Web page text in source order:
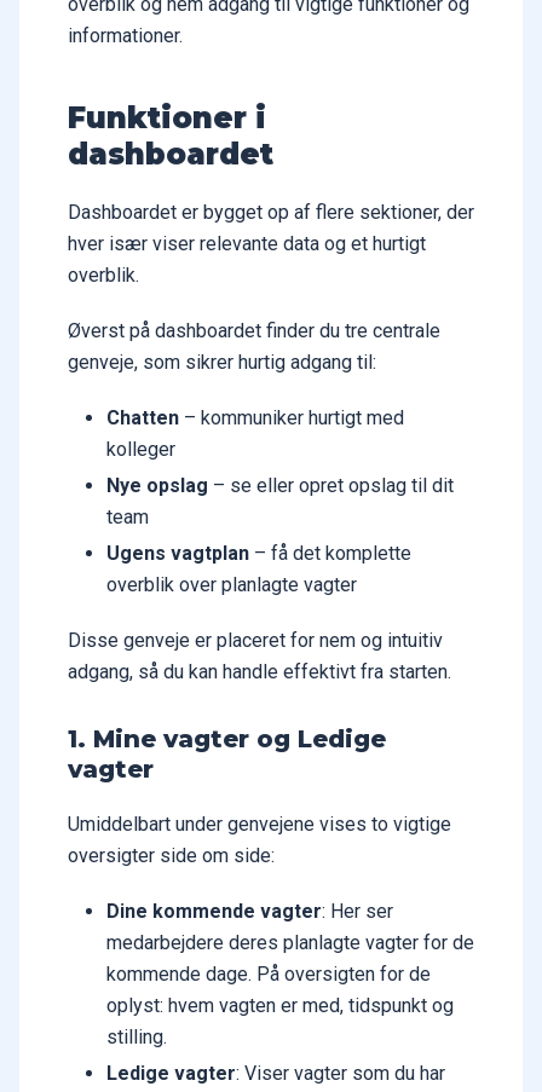
informationer.
Funktioner i
dashboardet
Dashboardet er bygget op af flere sektioner, der
hver især viser relevante data og et hurtigt
overblik.
Øverst på dashboardet finder du tre centrale
genveje, som sikrer hurtig adgang til:
Chatten – kommuniker hurtigt med
kolleger
Nye opslag – se eller opret opslag til dit
team
Ugens vagtplan – få det komplette
overblik over planlagte vagter
Disse genveje er placeret for nem og intuitiv
adgang, så du kan handle effektivt fra starten.
1. Mine vagter og Ledige
vagter
Umiddelbart under genvejene vises to vigtige
oversigter side om side:
Dine kommende vagter: Her ser
medarbejdere deres planlagte vagter for de
kommende dage. På oversigten for de
oplyst: hvem vagten er med, tidspunkt og
stilling.
Ledige vagter: Viser vagter som du har